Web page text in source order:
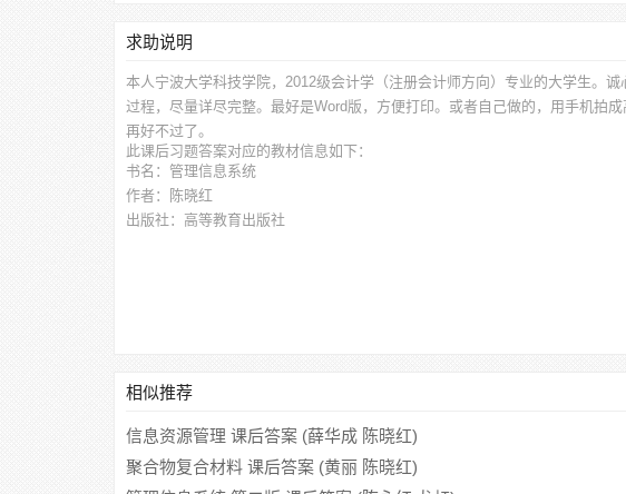
求助说明
本人宁波大学科技学院，2012级会计学（注册会计师方向）专业的大学生。诚
过程，尽量详尽完整。最好是Word版，方便打印。或者自己做的，用手机拍
再好不过了。
此课后习题答案对应的教材信息如下：
书名：管理信息系统
作者：陈晓红
出版社：高等教育出版社
相似推荐
信息资源管理 课后答案 (薛华成 陈晓红)
聚合物复合材料 课后答案 (黄丽 陈晓红)